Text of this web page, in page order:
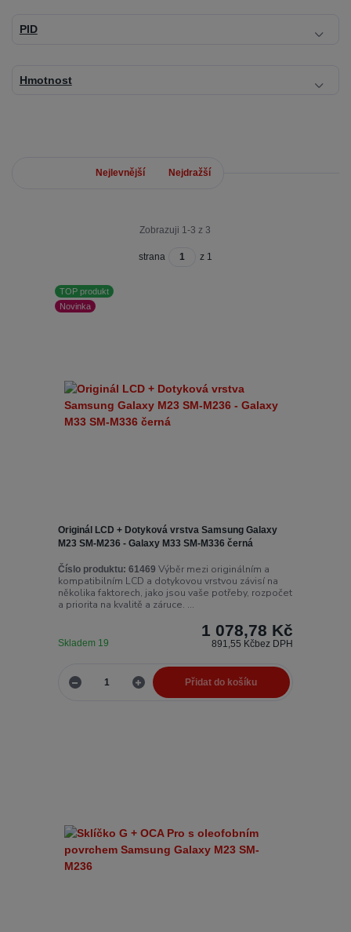
PID
Hmotnost
Nejlevnější Nejdražší
Zobrazuji 1-3 z 3
strana z 1
TOP produkt
Novinka
Originál LCD + Dotyková vrstva Samsung Galaxy
M23 SM-M236 - Galaxy M33 SM-M336 černá
Číslo produktu: 61469 Výběr mezi originálním a
kompatibilním LCD a dotykovou vrstvou závisí na
několika faktorech, jako jsou vaše potřeby, rozpočet
a priorita na kvalitě a záruce. ...
1 078,78 Kč
891,55 Kčbez DPH
Skladem 19
Přidat do košíku